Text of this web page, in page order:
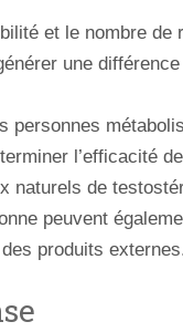
et le nombre de
une
personnes
l’efficacité
naturels de
peuvent
produits